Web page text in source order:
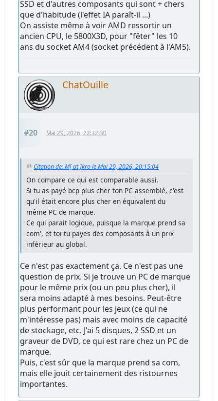
SSD et d'autres composants qui sont + chers
que d'habitude (l'effet IA paraît-il ...)
On assiste même à voir AMD ressortir un
ancien CPU, le 5800X3D, pour "fêter" les 10
ans du socket AM4 (socket précédent à l'AM5).
ChatOuille
#20 Mai 29, 2026, 22:32:30
Citation de: M[ at ]kro le Mai 29, 2026, 20:15:04
On compare ce qui est comparable aussi.
Si tu as payé bcp plus cher ton PC assemblé, c'est
qu'il était encore plus cher en équivalent du
même PC de marque.
Ce qui parait logique, puisque la marque prend sa
com', et toi tu payes des composants à un prix
inférieur au global.
Ce n'est pas exactement ça. Ce n'est pas une
question de prix. Si je trouve un PC de marque
pour le même prix (ou un peu plus cher), il
sera moins adapté à mes besoins. Peut-être
plus performant pour les jeux (ce qui ne
m'intéresse pas) mais avec moins de capacité
de stockage, etc. J'ai 5 disques, 2 SSD et un
graveur de DVD, ce qui est rare chez un PC de
marque.
Puis, c'est sûr que la marque prend sa com,
mais elle jouit certainement des ristournes
importantes.